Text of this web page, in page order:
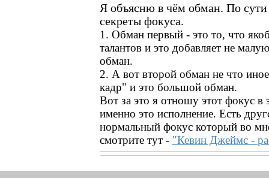
Я объясню в чём обман. По сути
секреты фокуса.
1. Обман первый - это то, что
талантов и это добавляет не
обман.
2. А вот второй обман не что
кадр" и это большой обман.
Вот за это я отношу этот фокус
именно это исполнение. Есть
нормальный фокус который во
смотрите тут - "Кевин Джеймс -